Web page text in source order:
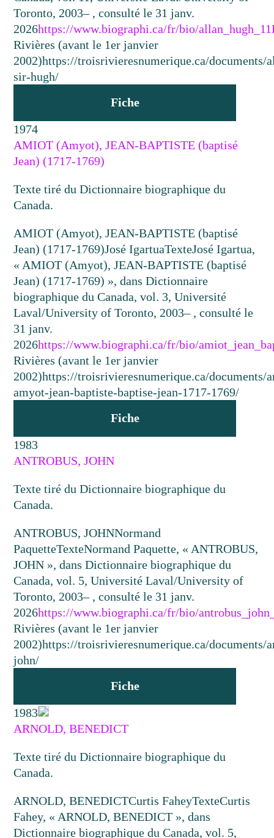
Toronto, 2003– , consulté le 31 janv.
2026https://www.biographi.ca/fr/bio/
Rivières (avant le 1er janvier
2002)https://troisrivieresnumerique.ca/documents/
sir-hugh/
Fiche
1974
AMIOT (Amyot), JEAN-BAPTISTE (baptisé
Jean) (1717-1769)
Texte tiré du Dictionnaire biographique du
Canada.
AMIOT (Amyot), JEAN-BAPTISTE (baptisé
Jean) (1717-1769)José IgartuaTexteJosé Igartua,
« AMIOT (Amyot), JEAN-BAPTISTE (baptisé
Jean) (1717-1769) », dans Dictionnaire
biographique du Canada, vol. 3, Université
Laval/University of Toronto, 2003– , consulté le
31 janv.
2026https://www.biographi.ca/fr/bio/
Rivières (avant le 1er janvier
2002)https://troisrivieresnumerique.ca/documents/
amyot-jean-baptiste-baptise-jean-1717-1769/
Fiche
1983
ANTROBUS, JOHN
Texte tiré du Dictionnaire biographique du
Canada.
ANTROBUS, JOHNNormand
PaquetteTexteNormand Paquette, « ANTROBUS,
JOHN », dans Dictionnaire biographique du
Canada, vol. 5, Université Laval/University of
Toronto, 2003– , consulté le 31 janv.
2026https://www.biographi.ca/fr/bio/
Rivières (avant le 1er janvier
2002)https://troisrivieresnumerique.ca/documents/
john/
Fiche
1983
ARNOLD, BENEDICT
Texte tiré du Dictionnaire biographique du
Canada.
ARNOLD, BENEDICTCurtis FaheyTexteCurtis
Fahey, « ARNOLD, BENEDICT », dans
Dictionnaire biographique du Canada, vol. 5,